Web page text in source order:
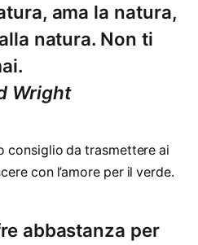
ama la natura,
natura. Non ti
Wright
consiglio da trasmettere ai
con l’amore per il verde.
abbastanza per